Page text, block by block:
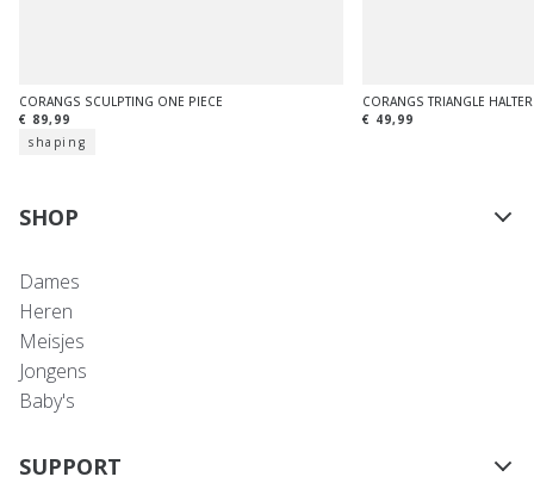
CORANGS SCULPTING ONE PIECE
€ 89,99
shaping
CORANGS TRIANGLE HALTER
€ 49,99
SHOP
Dames
Heren
Meisjes
Jongens
Baby's
SUPPORT